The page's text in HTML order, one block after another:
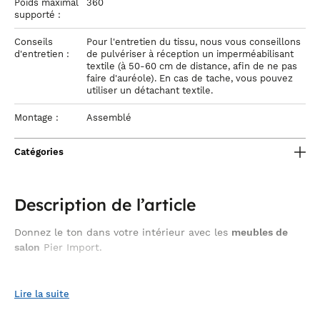
Poids maximal
supporté :
360
Conseils
d'entretien :
Pour l'entretien du tissu, nous vous conseillons
de pulvériser à réception un imperméabilisant
textile (à 50-60 cm de distance, afin de ne pas
faire d'auréole). En cas de tache, vous pouvez
utiliser un détachant textile.
Montage : Assemblé
Catégories
Description de l’article
Donnez le ton dans votre intérieur avec les meubles de
salon Pier Import.
canapé 3 places blanc
Lire la suite